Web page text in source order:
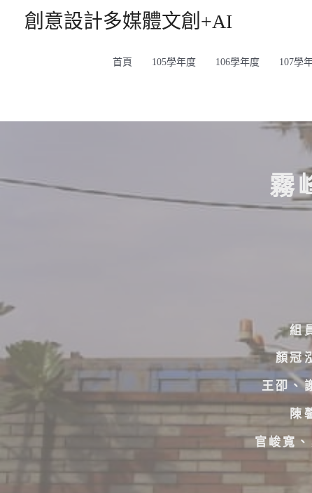
創意設計多媒體文創+AI
首頁 105學年度 106學年度 107學
霧
組
顏冠
王卲、
陳
官峻寬